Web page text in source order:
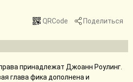
QRCode Поделиться
принадлежат Джоанн Роулинг.
глава фика дополнена и